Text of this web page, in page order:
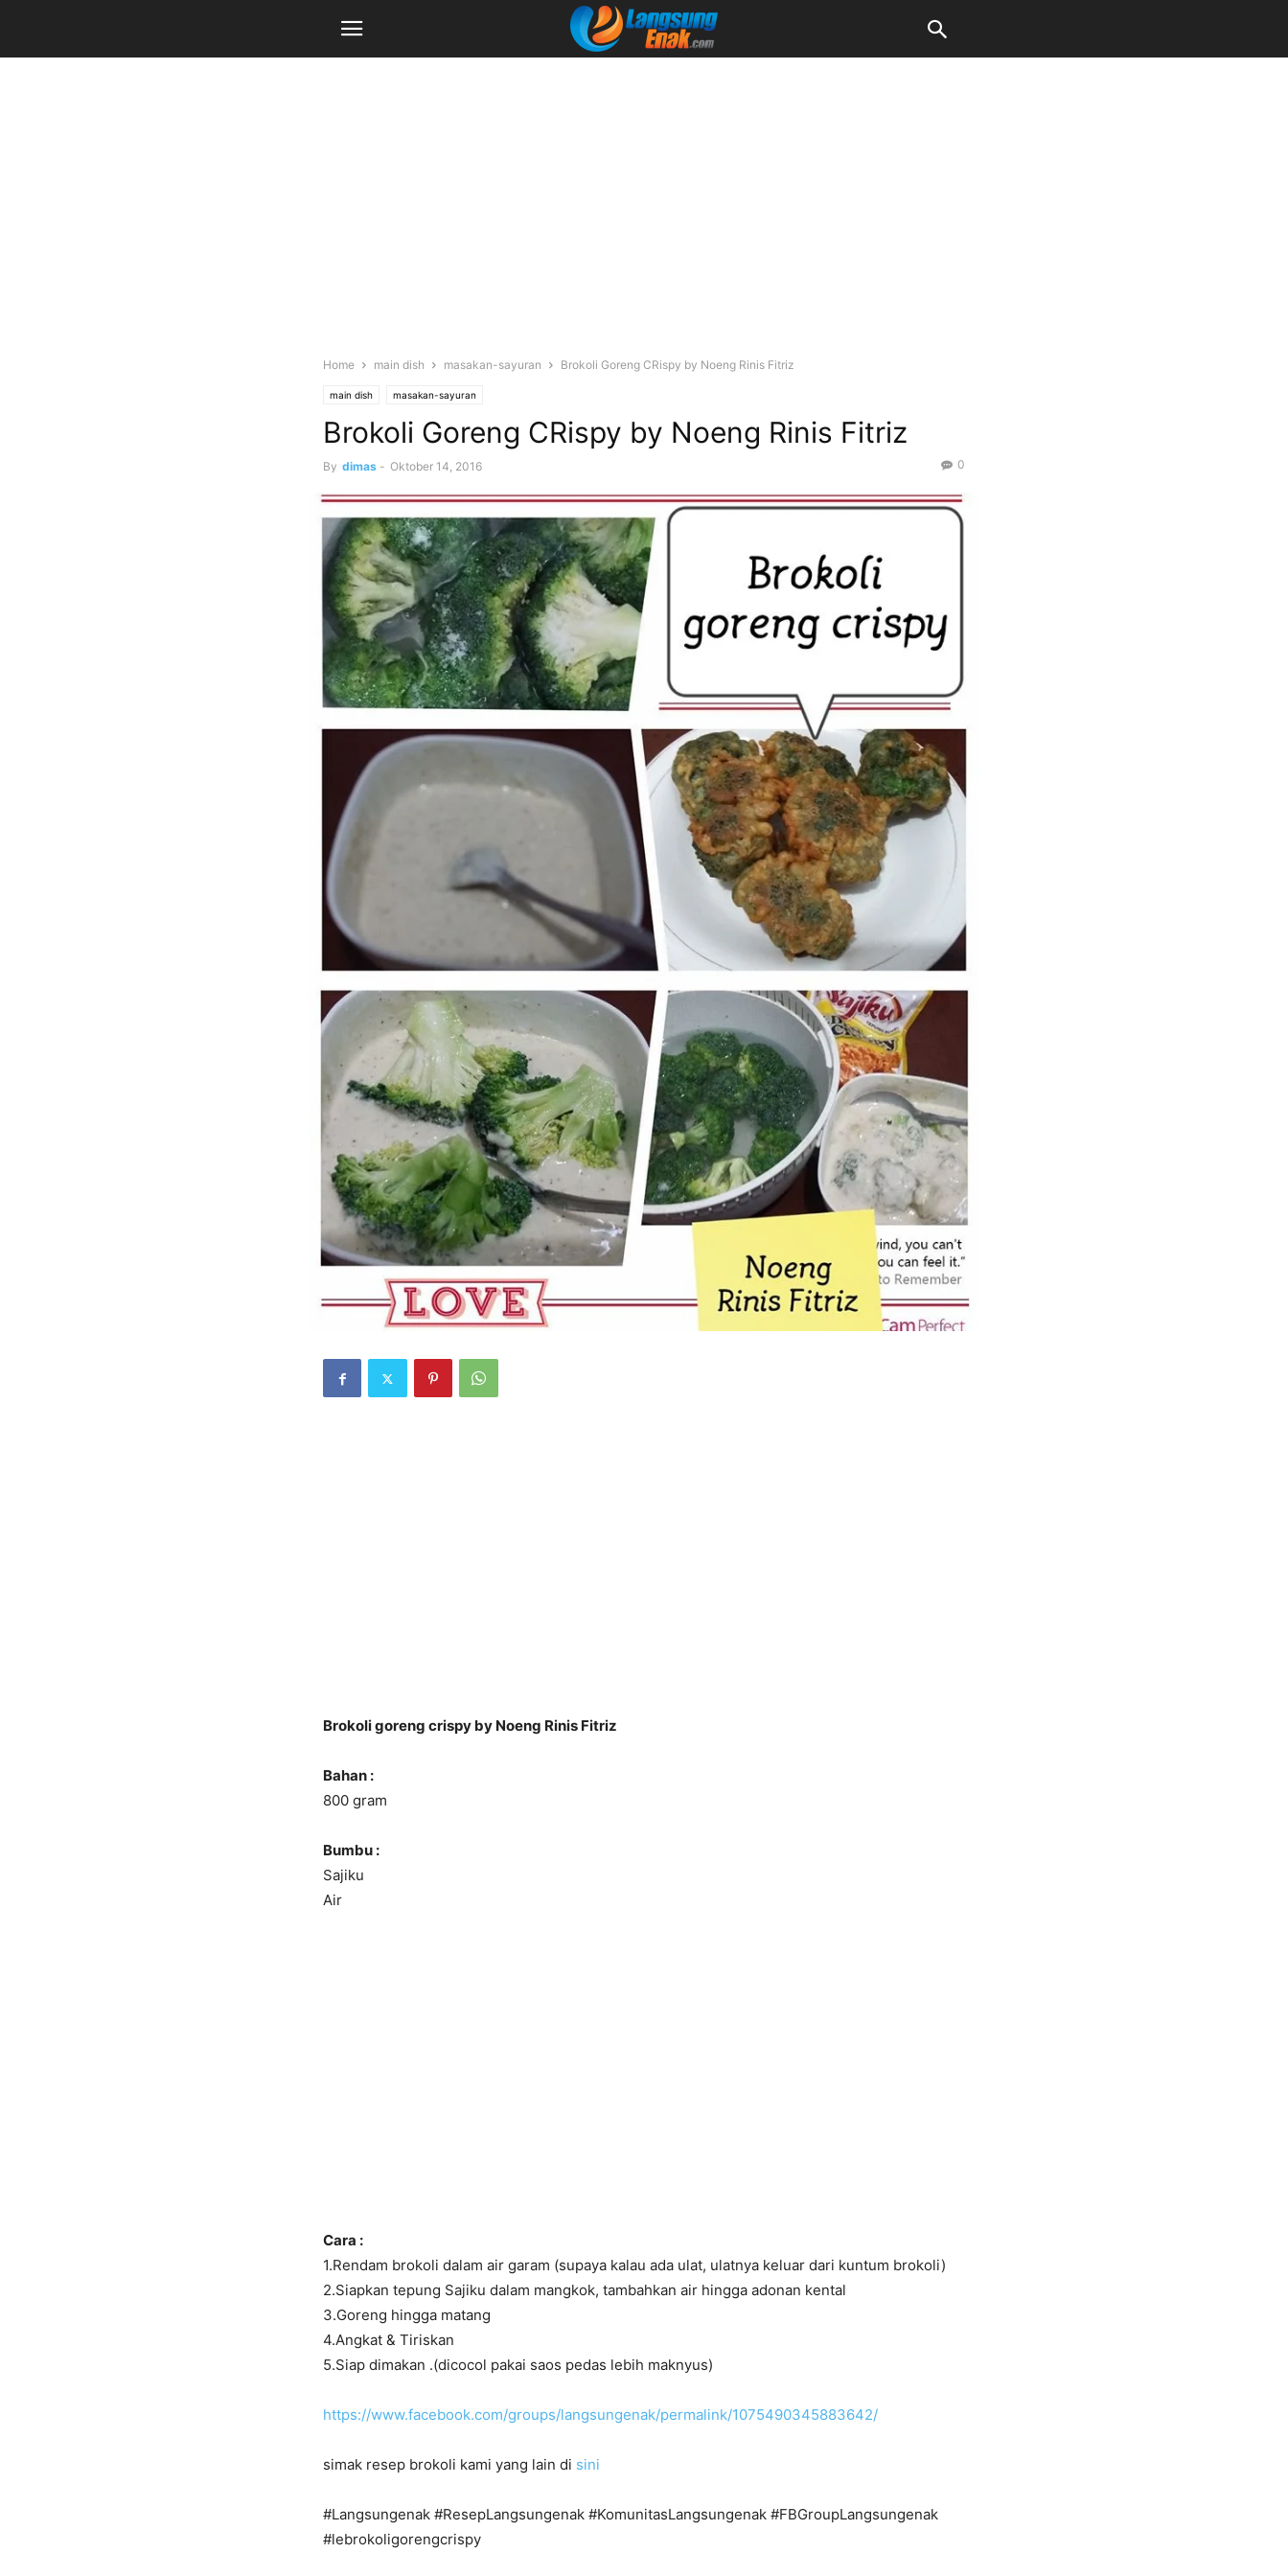
Home main dish masakan-sayuran Brokoli Goreng CRispy by Noeng Rinis Fitriz
main dish masakan-sayuran
Brokoli Goreng CRispy by Noeng Rinis Fitriz
By dimas - Oktober 14, 2016 0
Brokoli goreng crispy by Noeng Rinis Fitriz
Bahan :
800 gram
Bumbu :
Sajiku
Air
Cara :
1.Rendam brokoli dalam air garam (supaya kalau ada ulat, ulatnya keluar dari kuntum brokoli)
2.Siapkan tepung Sajiku dalam mangkok, tambahkan air hingga adonan kental
3.Goreng hingga matang
4.Angkat & Tiriskan
5.Siap dimakan .(dicocol pakai saos pedas lebih maknyus)
https://www.facebook.com/groups/langsungenak/permalink/1075490345883642/
simak resep brokoli kami yang lain di sini
#Langsungenak #ResepLangsungenak #KomunitasLangsungenak #FBGroupLangsungenak
#lebrokoligorengcrispy